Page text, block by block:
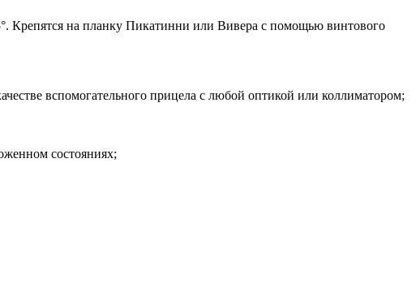
°. Крепятся на планку Пикатинни или Вивера с помощью винтового
вспомогательного прицела с любой оптикой или коллиматором;
состояниях;